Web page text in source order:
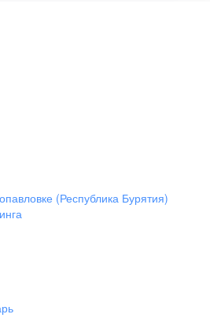
(Республика Бурятия)